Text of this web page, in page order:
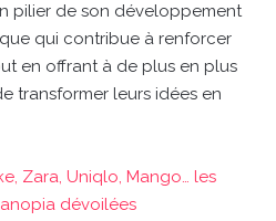
pilier de son développement
qui contribue à renforcer
en offrant à de plus en plus
transformer leurs idées en
Zara, Uniqlo, Mango… les
dévoilées